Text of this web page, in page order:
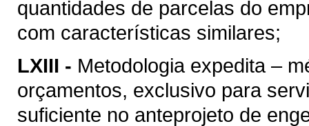
quantidades de parcelas do
com características similares;
LXIII - Metodologia expedita –
orçamentos, exclusivo para
suficiente no anteprojeto de